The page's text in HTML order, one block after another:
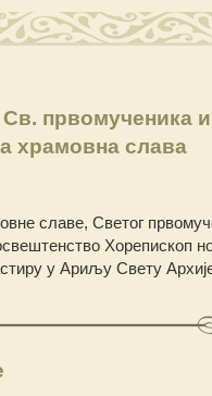
првомученика
храмовна слава
славе, Светог
Хорепископ
у Ариљу Свету